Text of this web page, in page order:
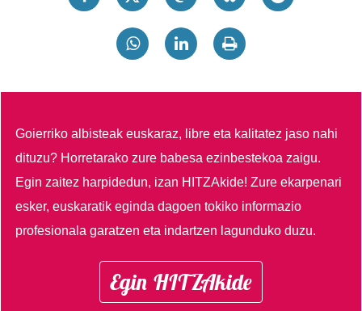
Goierriko albisteak euskaraz, libre eta kalitatez jaso nahi
dituzu? Horretarako zure babesa ezinbestekoa zaigu.
Egin zaitez harpidedun, izan HITZAkide!Zure ekarpenari
esker, euskaratik eginda dagoen tokiko informazio
profesionala garatzen eta indartzen lagunduko duzu.
Egin HITZAkide